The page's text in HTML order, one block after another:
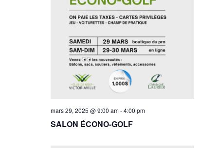
SALON ÉCONO-GOLF
mars 29, 2025 @ 9:00 am-4:00 pm